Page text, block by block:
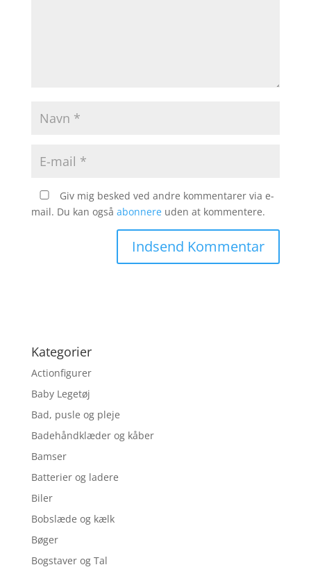
Giv mig besked ved andre kommentarer via e-
mail. Du kan også abonnereuden at kommentere.
Kategorier
Actionfigurer
Baby Legetøj
Bad, pusle og pleje
Badehåndklæder og kåber
Bamser
Batterier og ladere
Biler
Bobslæde og kælk
Bøger
Bogstaver og Tal